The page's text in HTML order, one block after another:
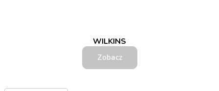
WILKINS
Zobacz